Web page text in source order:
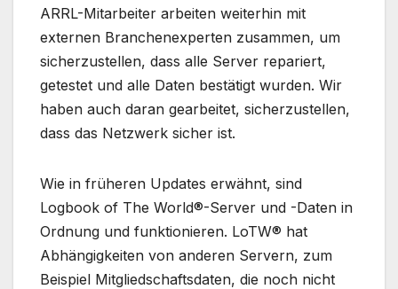
ARRL-Mitarbeiter arbeiten weiterhin mit
externen Branchenexperten zusammen, um
sicherzustellen, dass alle Server repariert,
getestet und alle Daten bestätigt wurden. Wir
haben auch daran gearbeitet, sicherzustellen,
dass das Netzwerk sicher ist.
Wie in früheren Updates erwähnt, sind
Logbook of The World®-Server und -Daten in
Ordnung und funktionieren. LoTW® hat
Abhängigkeiten von anderen Servern, zum
Beispiel Mitgliedschaftsdaten, die noch nicht